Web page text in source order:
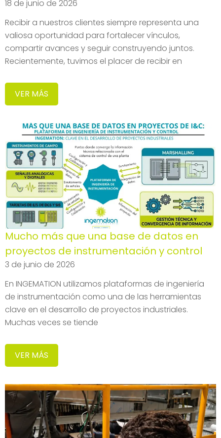
18 de junio de 2026
Recibir a nuestros clientes siempre representa una
valiosa oportunidad para fortalecer vínculos,
compartir avances y seguir construyendo juntos.
Recientemente, tuvimos el placer de recibir en
VER MÁS
Mucho más que una base de datos en
proyectos de instrumentación y control
3 de junio de 2026
En INGEMATION utilizamos plataformas de ingeniería
de instrumentación como una de las herramientas
clave en el desarrollo de proyectos industriales.
Muchas veces se tiende
VER MÁS